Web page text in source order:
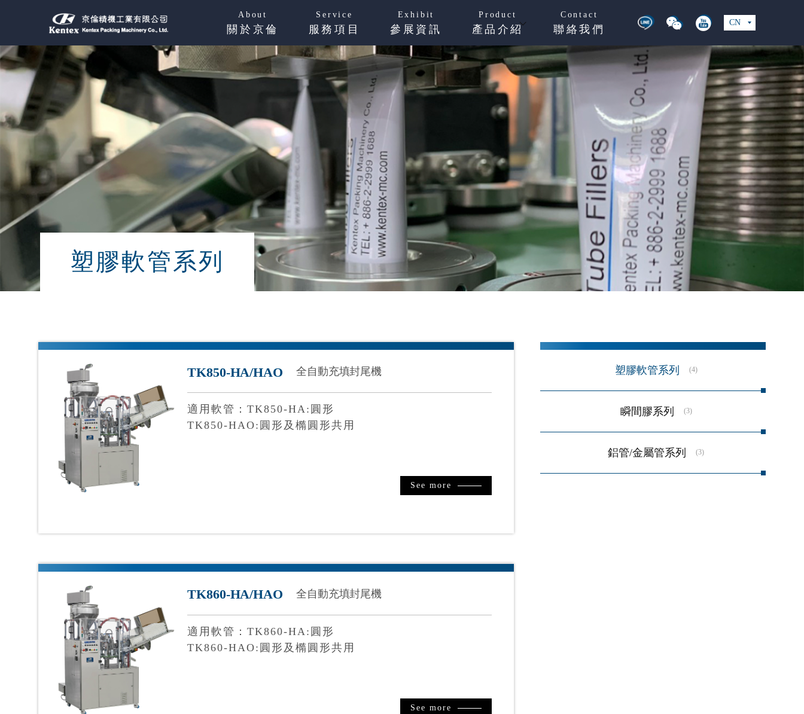
About
關於京倫
Service
服務項目
Exhibit
參展資訊
Product
產品介紹
Contact
聯絡我們
CN
塑膠軟管系列
TK850-HA/HAO 全自動充填封尾機
適用軟管：TK850-HA:圓形
TK850-HAO:圓形及橢圓形共用
See more
TK860-HA/HAO 全自動充填封尾機
適用軟管：TK860-HA:圓形
TK860-HAO:圓形及橢圓形共用
See more
塑膠軟管系列 (4)
瞬間膠系列 (3)
鋁管/金屬管系列 (3)